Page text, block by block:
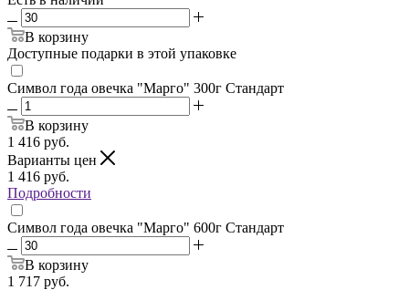
В корзину
Доступные подарки в этой упаковке
Символ года овечка "Марго" 300г Стандарт
В корзину
1 416 руб.
Варианты цен
1 416 руб.
Подробности
Символ года овечка "Марго" 600г Стандарт
В корзину
1 717 руб.